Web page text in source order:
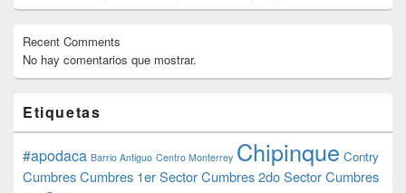
Recent Comments
No hay comentarios que mostrar.
Etiquetas
#apodaca Barrio Antiguo Centro Monterrey Chipinque Contry
CumbresCumbres 1er SectorCumbres 2do SectorCumbres